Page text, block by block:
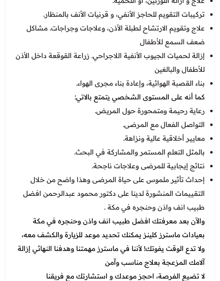
تركيبات التقويم للحاجز الأنفي، و قرنيات الأنف بالمنظار.
علاج وتقويم الارتشاح لطبلة الأذن، وعلاجات وجراجات. مشاكل
ضعف السمع للأطفال
إزالة لحميات الجيوب الأنفية اللاجراحي. زراعة القوقعة داخل الأذن
للأطفال والبالغين
بناء القصبة الهوائية، وإعادة بناء مجرى الهواء.
كما أنه على المستوى الشخصي يتمتع بالاتي:
رعاية رحيمة ومتمحورة حول المريض.
التواصل الفعال مع المرضى.
معايير أخلاقية عالية ونزاهة.
بالمثل التعلم المستمر والمشاركة في البحث.
نتائج إيجابية للمرضى وعلاجات ناجحة.
إحداث تأثير ملموس على حياة المرضى وهذا واضح من خلال
التقييمات المنشورة لدينا على دكتور محمود عبدالرحمن افضل
طبيب انف واذن وحنجره في مكة .
والآن بعد معرفتك افضل طبيب انف واذن وحنجره في مكة
بعيادات ماسترز كلينز يمكنك تحديد موعد للزيارة والكشف معه،
ولا تدع الوقت يفوتك! لأننا في ماسترز مهمتنا وهدفنا النهائي إزالة
آلامك المزعجة بعلاج مناسب وآمن
لا تضيع الفرصة، احجز موعدك و استشارتك مع فريقنا